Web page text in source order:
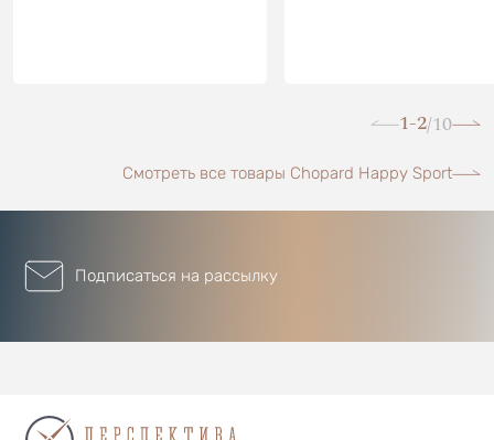
1-2/10
Смотреть все товары Chopard Happy Sport
Подписаться на рассылку